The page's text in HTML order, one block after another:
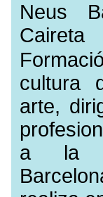
Neus
Caireta
cultura
arte,
a la